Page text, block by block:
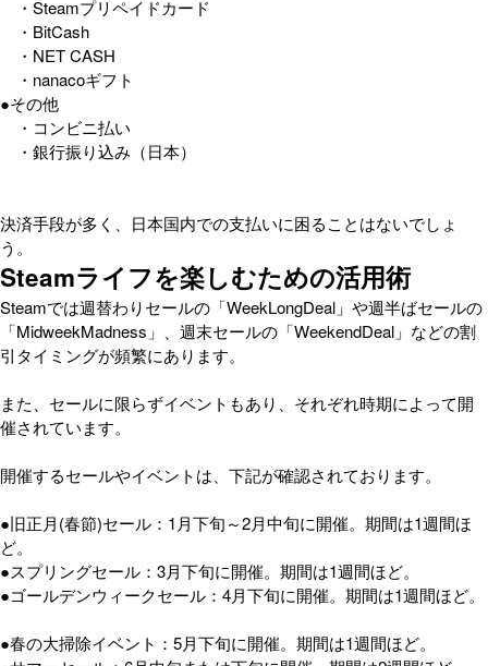
・Steamプリペイドカード
・BitCash
・NET CASH
・nanacoギフト
●その他
・コンビニ払い
・銀行振り込み（日本）
決済手段が多く、日本国内での支払いに困ることはないでしょ
う。
Steamライフを楽しむための活用術
Steamでは週替わりセールの「WeekLongDeal」や週半ばセールの
「MidweekMadness」、週末セールの「WeekendDeal」などの割
引タイミングが頻繁にあります。
また、セールに限らずイベントもあり、それぞれ時期によって開
催されています。
開催するセールやイベントは、下記が確認されております。
●旧正月(春節)セール：1月下旬～2月中旬に開催。期間は1週間ほ
ど。
●スプリングセール：3月下旬に開催。期間は1週間ほど。
●ゴールデンウィークセール：4月下旬に開催。期間は1週間ほど。
●春の大掃除イベント：5月下旬に開催。期間は1週間ほど。